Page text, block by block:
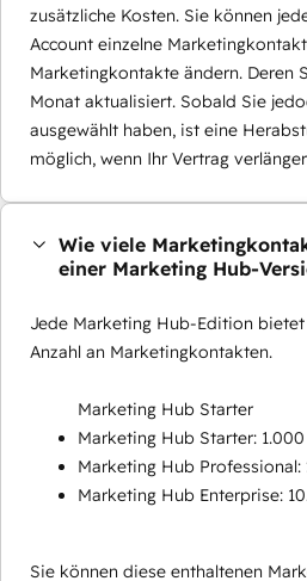
zusätzliche Kosten. Sie können
Account einzelne
Marketingkontakte ändern. Deren
Monat aktualisiert. Sobald Sie
ausgewählt haben, ist eine
möglich, wenn Ihr Vertrag
Wie viele
einer Marketing Hub-
Jede Marketing Hub-Edition
Anzahl an Marketingkontakten.
Marketing Hub Starter
Marketing Hub Starter:
Marketing Hub
Marketing Hub Enterprise:
Sie können diese enthaltenen